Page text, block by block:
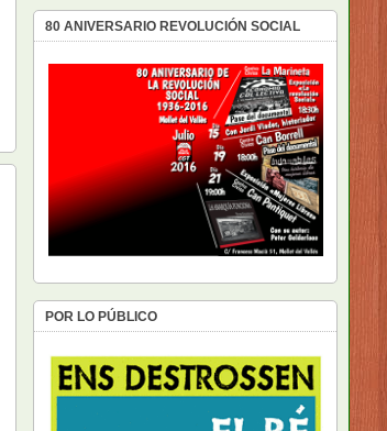
80 ANIVERSARIO REVOLUCIÓN SOCIAL
POR LO PÚBLICO